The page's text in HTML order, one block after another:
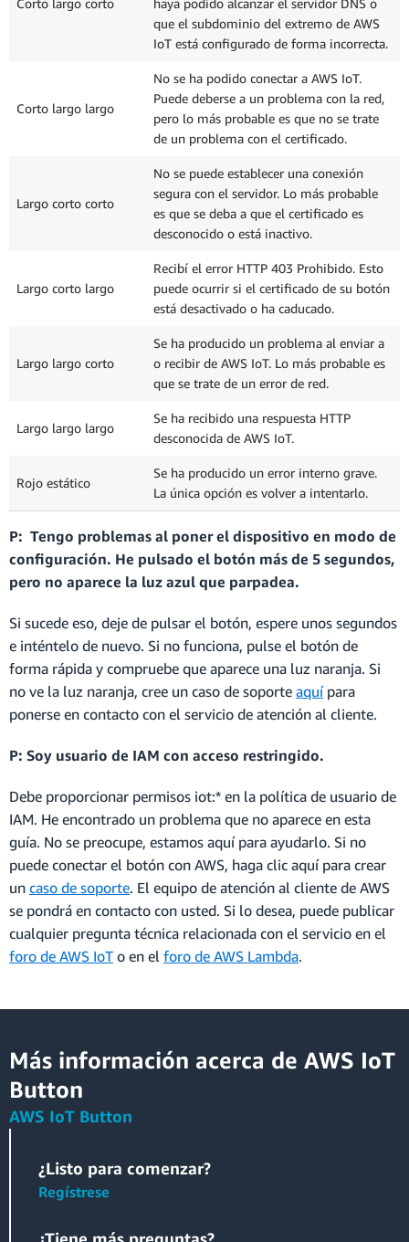
que el subdominio del extremo de AWS
IoT está configurado de forma incorrecta.
Corto largo largo
No se ha podido conectar a AWS IoT.
Puede deberse a un problema con la red,
pero lo más probable es que no se trate
de un problema con el certificado.
Largo corto corto
No se puede establecer una conexión
segura con el servidor. Lo más probable
es que se deba a que el certificado es
desconocido o está inactivo.
Largo corto largo
Recibí el error HTTP 403 Prohibido. Esto
puede ocurrir si el certificado de su botón
está desactivado o ha caducado.
Largo largo corto
Se ha producido un problema al enviar a
o recibir de AWS IoT. Lo más probable es
que se trate de un error de red.
Largo largo largo
Se ha recibido una respuesta HTTP
desconocida de AWS IoT.
Rojo estático
Se ha producido un error interno grave.
La única opción es volver a intentarlo.
P: Tengo problemas al poner el dispositivo en modo de
configuración. He pulsado el botón más de 5 segundos,
pero no aparece la luz azul que parpadea.
Si sucede eso, deje de pulsar el botón, espere unos segundos
e inténtelo de nuevo. Si no funciona, pulse el botón de
forma rápida y compruebe que aparece una luz naranja. Si
no ve la luz naranja, cree un caso de soporte aquípara
ponerse en contacto con el servicio de atención al cliente.
P: Soy usuario de IAM con acceso restringido.
Debe proporcionar permisos iot:* en la política de usuario de
IAM. He encontrado un problema que no aparece en esta
guía. No se preocupe, estamos aquí para ayudarlo. Si no
puede conectar el botón con AWS, haga clic aquí para crear
un caso de soporte. El equipo de atención al cliente de AWS
se pondrá en contacto con usted. Si lo desea, puede publicar
cualquier pregunta técnica relacionada con el servicio en el
foro de AWS IoT o en el foro de AWS Lambda.
Más información acerca de AWS IoT
Button
AWS IoT Button
¿Listo para comenzar?
Regístrese